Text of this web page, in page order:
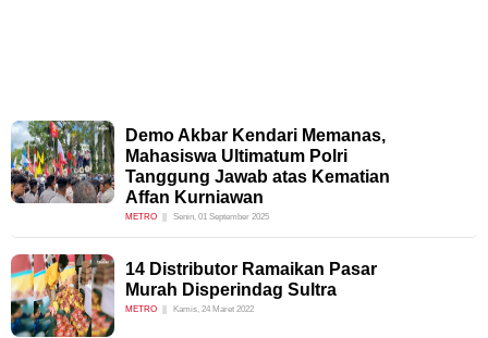
Demo Akbar Kendari Memanas,
Mahasiswa Ultimatum Polri
Tanggung Jawab atas Kematian
Affan Kurniawan
METRO Senin, 01 September 2025
14 Distributor Ramaikan Pasar
Murah Disperindag Sultra
METRO Kamis, 24 Maret 2022